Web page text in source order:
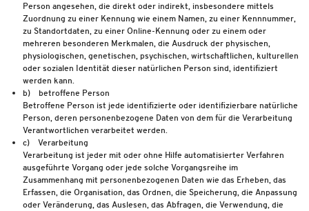
Person angesehen, die direkt oder indirekt, insbesondere mittels
Zuordnung zu einer Kennung wie einem Namen, zu einer Kennnummer,
zu Standortdaten, zu einer Online-Kennung oder zu einem oder
mehreren besonderen Merkmalen, die Ausdruck der physischen,
physiologischen, genetischen, psychischen, wirtschaftlichen, kulturellen
oder sozialen Identität dieser natürlichen Person sind, identifiziert
werden kann.
b) betroffene Person
Betroffene Person ist jede identifizierte oder identifizierbare natürliche
Person, deren personenbezogene Daten von dem für die Verarbeitung
Verantwortlichen verarbeitet werden.
c) Verarbeitung
Verarbeitung ist jeder mit oder ohne Hilfe automatisierter Verfahren
ausgeführte Vorgang oder jede solche Vorgangsreihe im
Zusammenhang mit personenbezogenen Daten wie das Erheben, das
Erfassen, die Organisation, das Ordnen, die Speicherung, die Anpassung
oder Veränderung, das Auslesen, das Abfragen, die Verwendung, die